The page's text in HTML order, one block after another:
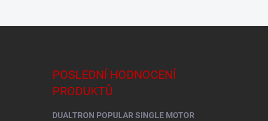
POSLEDNÍ HODNOCENÍ
PRODUKTŮ
DUALTRON POPULAR SINGLE MOTOR